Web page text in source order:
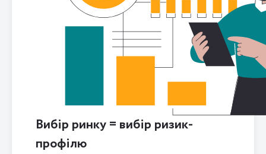
Вибір ринку = вибір ризик-
профілю